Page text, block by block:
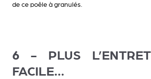
de ce poêle à granulés.
6 - PLUS
FACILE...